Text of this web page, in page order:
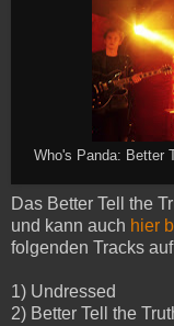
Who's Panda: Better
Das Better Tell the
und kann auch hier
folgenden Tracks
1) Undressed
2) Better Tell the